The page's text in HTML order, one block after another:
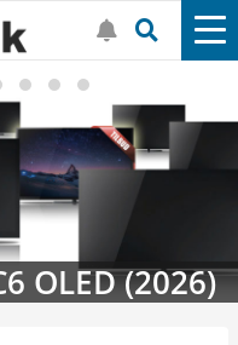
OLED (2026)